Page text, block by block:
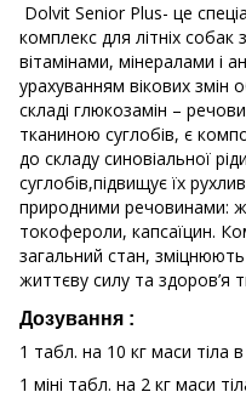
Dolvit Senior Plus- це
комплекс для літніх собак
вітамінами, мінералами і
урахуванням вікових змін
складі глюкозамін –
тканиною суглобів, є
до складу синовіальної
суглобів,підвищує їх
природними речовинами:
токофероли, капсаїцин.
загальний стан,
життєву силу та здоров’я
Дозування :
1 табл. на 10 кг маси тіла
1 міні табл. на 2 кг маси